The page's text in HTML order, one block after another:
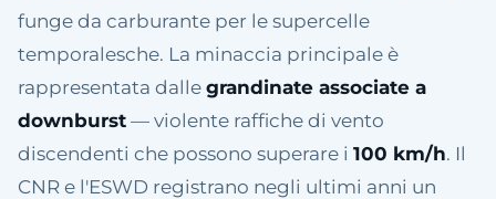
funge da carburante per le supercelle
temporalesche. La minaccia principale è
rappresentata dalle grandinate associate a
downburst — violente raffiche di vento
discendenti che possono superare i 100 km/h. Il
CNR e l'ESWD registrano negli ultimi anni un